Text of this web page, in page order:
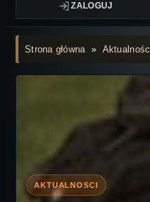
ZALOGUJ
Strona główna»